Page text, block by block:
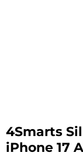
4Smarts
iPhone 17